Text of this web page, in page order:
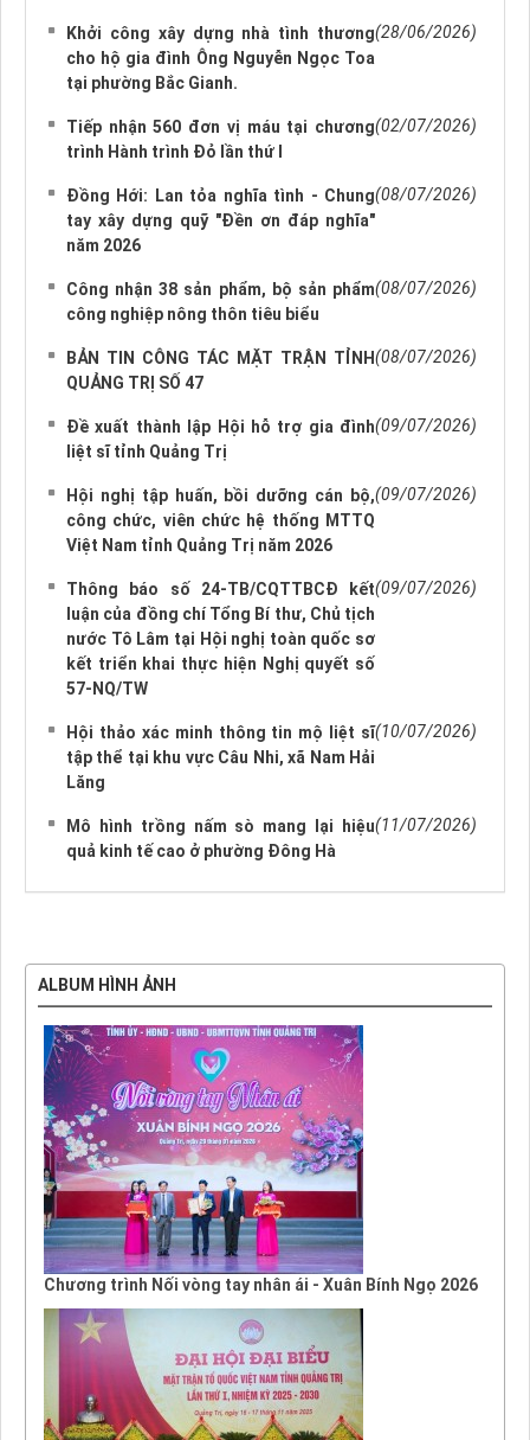
Khởi công xây dựng nhà tình thương
cho hộ gia đình Ông Nguyễn Ngọc Toa
tại phường Bắc Gianh.
(28/06/2026)
Tiếp nhận 560 đơn vị máu tại chương
trình Hành trình Đỏ lần thứ I
(02/07/2026)
Đồng Hới: Lan tỏa nghĩa tình - Chung
tay xây dựng quỹ "Đền ơn đáp nghĩa"
năm 2026
(08/07/2026)
Công nhận 38 sản phẩm, bộ sản phẩm
công nghiệp nông thôn tiêu biểu
(08/07/2026)
BẢN TIN CÔNG TÁC MẶT TRẬN TỈNH
QUẢNG TRỊ SỐ 47
(08/07/2026)
Đề xuất thành lập Hội hỗ trợ gia đình
liệt sĩ tỉnh Quảng Trị
(09/07/2026)
Hội nghị tập huấn, bồi dưỡng cán bộ,
công chức, viên chức hệ thống MTTQ
Việt Nam tỉnh Quảng Trị năm 2026
(09/07/2026)
Thông báo số 24-TB/CQTTBCĐ kết
luận của đồng chí Tổng Bí thư, Chủ tịch
nước Tô Lâm tại Hội nghị toàn quốc sơ
kết triển khai thực hiện Nghị quyết số
57-NQ/TW
(09/07/2026)
Hội thảo xác minh thông tin mộ liệt sĩ
tập thể tại khu vực Câu Nhi, xã Nam Hải
Lăng
(10/07/2026)
Mô hình trồng nấm sò mang lại hiệu
quả kinh tế cao ở phường Đông Hà
(11/07/2026)
ALBUM HÌNH ẢNH
Chương trình Nối vòng tay nhân ái - Xuân Bính Ngọ 2026